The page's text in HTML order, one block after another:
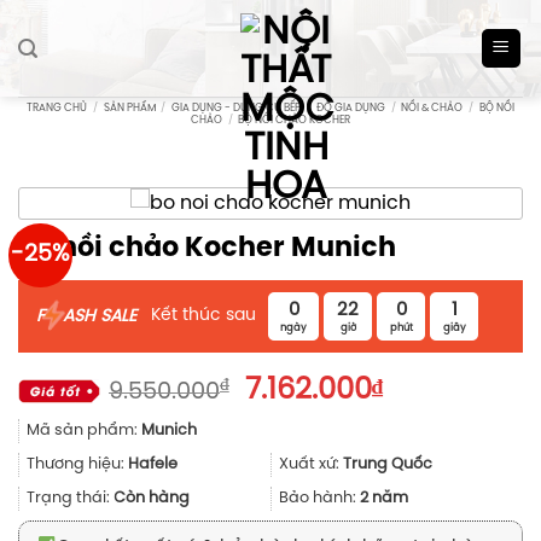
TRANG CHỦ / SẢN PHẨM / GIA DỤNG - DỤNG CỤ BẾP / ĐỒ GIA DỤNG / NỒI & CHẢO /
BỘ NỒI
CHẢO
/ BỘ NỒI CHẢO KOCHER
-25%
Bộ nồi chảo Kocher Munich
F ASH SALE Kết thúc sau 0
ngày
22
giờ
0
phút
1
giây
9.550.000₫
Giá
9.550.000₫.
7.162.000₫Giá
là:
7.162.000₫.
Mã sản phẩm: Munich
Thương hiệu: Hafele Xuất xứ: Trung Quốc
Trạng thái: Còn hàng Bảo hành: 2 năm